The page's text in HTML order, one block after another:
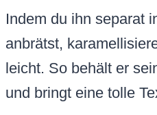
Indem du ihn separat
anbrätst,
leicht. So behält er
und bringt eine tolle